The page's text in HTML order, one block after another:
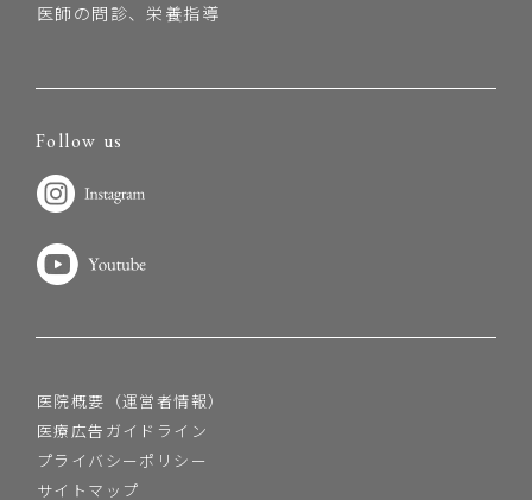
医師の問診、栄養指導
医院概要（運営者情報）
医療広告ガイドライン
プライバシーポリシー
サイトマップ
Follow us